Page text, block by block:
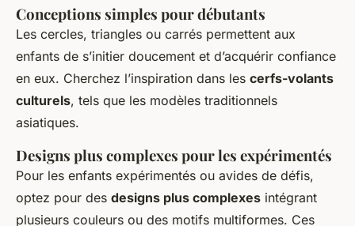
Conceptions simples pour débutants
Les cercles, triangles ou carrés permettent aux
enfants de s’initier doucement et d’acquérir confiance
en eux. Cherchez l’inspiration dans les cerfs-volants
culturels, tels que les modèles traditionnels
asiatiques.
Designs plus complexes pour les expérimentés
Pour les enfants expérimentés ou avides de défis,
optez pour des designs plus complexes intégrant
plusieurs couleurs ou des motifs multiformes. Ces